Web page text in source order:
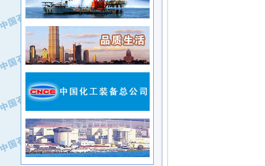
·江苏天安防雷工程有限责任公司
·山东东营胜利工业园区
·自贡五洲防腐安装有限公司
·中国石化茂名石化分公司
·上海山武控制仪表有限公司
·上海赛科石油化工有限责任公司
·河北卓唯钢管制造有限公司
·上海高桥石化
·中国石化扬子石油化工股份有限公司
·中国石化上海石油化工股份有限公司
·中国石油长庆油田分公司
·中国石油宁夏石化分公司
·山东墨龙石油机械股份有限公司